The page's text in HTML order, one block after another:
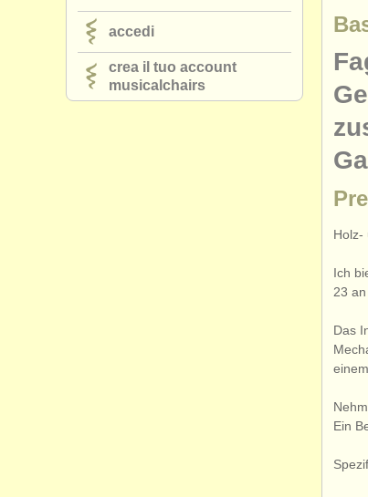
editori:
pubblica con noi find out about
Holz-
Ich
23 an
Das
Ein
accedi
crea il tuo account
musicalchairs